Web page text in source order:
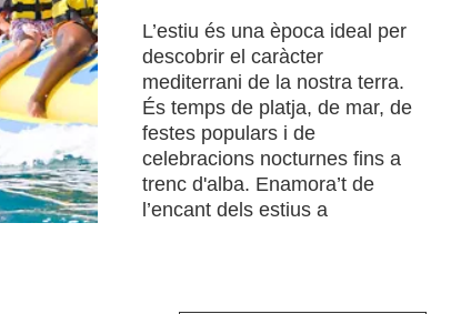
L’estiu és una època ideal per
descobrir el caràcter
mediterrani de la nostra terra.
És temps de platja, de mar, de
festes populars i de
celebracions nocturnes fins a
trenc d'alba. Enamora’t de
l’encant dels estius a